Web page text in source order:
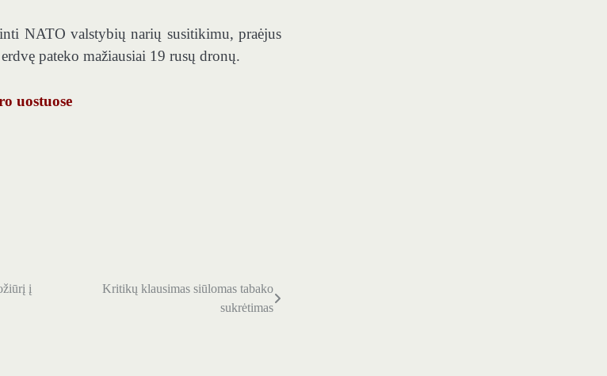
NATO valstybių narių susitikimu, praėjus
pateko mažiausiai 19 rusų dronų.
uostuose
į
Kritikų klausimas siūlomas tabako
sukrėtimas